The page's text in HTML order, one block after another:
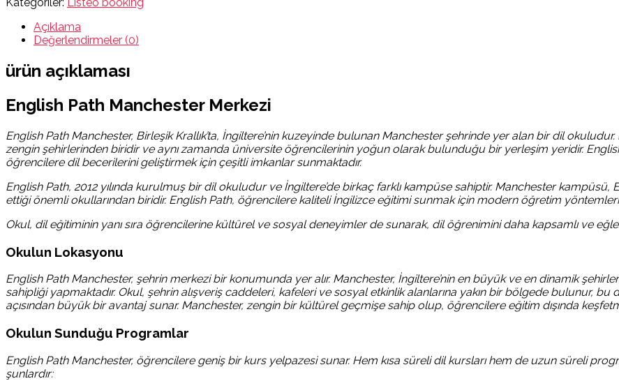
Açıklama
Değerlendirmeler (0)
ürün açıklaması
English Path Manchester Merkezi
English Path Manchester, Birleşik Krallık’ta, İngiltere’nin kuzeyinde bulunan Manchester şehrinde yer alan bir dil
zengin şehirlerinden biridir ve aynı zamanda üniversite öğrencilerinin yoğun olarak bulunduğu bir yerleşim yeridir.
öğrencilere dil becerilerini geliştirmek için çeşitli imkanlar sunmaktadır.
English Path, 2012 yılında kurulmuş bir dil okuludur ve İngiltere’de birkaç farklı kampüse sahiptir. Manchester kampüsü,
ettiği önemli okullarından biridir. English Path, öğrencilere kaliteli İngilizce eğitimi sunmak için modern öğretim
Okul, dil eğitiminin yanı sıra öğrencilerine kültürel ve sosyal deneyimler de sunarak, dil öğrenimini daha kapsamlı ve
Okulun Lokasyonu
English Path Manchester, şehrin merkezi bir konumunda yer alır. Manchester, İngiltere’nin en büyük ve en dinamik
sahipliği yapmaktadır. Okul, şehrin alışveriş caddeleri, kafeleri ve sosyal etkinlik alanlarına yakın bir bölgede bulunur,
açısından büyük bir avantaj sunar. Manchester, zengin bir kültürel geçmişe sahip olup, öğrencilere eğitim dışında
Okulun Sunduğu Programlar
English Path Manchester, öğrencilere geniş bir kurs yelpazesi sunar. Hem kısa süreli dil kursları hem de uzun süreli
şunlardır: